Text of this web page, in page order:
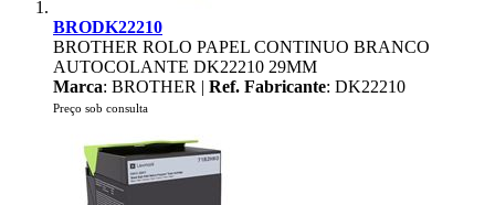
BRODK22210
BROTHER ROLO PAPEL CONTINUO BRANCO
AUTOCOLANTE DK22210 29MM
Marca: BROTHER | Ref. Fabricante: DK22210
Preço sob consulta